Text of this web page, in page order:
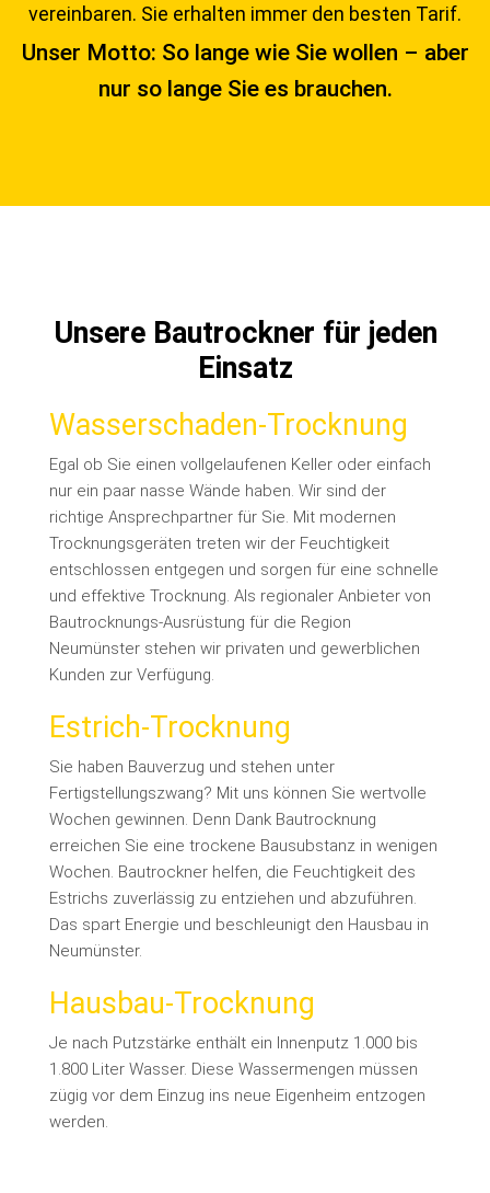
vereinbaren. Sie erhalten immer den besten Tarif.
Unser Motto: So lange wie Sie wollen – aber
nur so lange Sie es brauchen.
Unsere Bautrockner für jeden
Einsatz
Wasserschaden-Trocknung
Egal ob Sie einen vollgelaufenen Keller oder einfach
nur ein paar nasse Wände haben. Wir sind der
richtige Ansprechpartner für Sie. Mit modernen
Trocknungsgeräten treten wir der Feuchtigkeit
entschlossen entgegen und sorgen für eine schnelle
und effektive Trocknung. Als regionaler Anbieter von
Bautrocknungs-Ausrüstung für die Region
Neumünster stehen wir privaten und gewerblichen
Kunden zur Verfügung.
Estrich-Trocknung
Sie haben Bauverzug und stehen unter
Fertigstellungszwang? Mit uns können Sie wertvolle
Wochen gewinnen. Denn Dank Bautrocknung
erreichen Sie eine trockene Bausubstanz in wenigen
Wochen. Bautrockner helfen, die Feuchtigkeit des
Estrichs zuverlässig zu entziehen und abzuführen.
Das spart Energie und beschleunigt den Hausbau in
Neumünster.
Hausbau-Trocknung
Je nach Putzstärke enthält ein Innenputz 1.000 bis
1.800 Liter Wasser. Diese Wassermengen müssen
zügig vor dem Einzug ins neue Eigenheim entzogen
werden.